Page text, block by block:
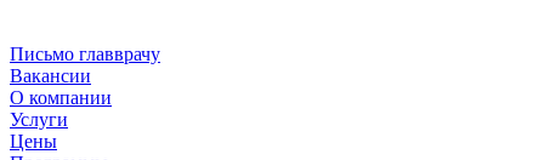
Письмо главврачу
Вакансии
О компании
Услуги
Цены